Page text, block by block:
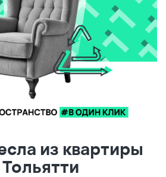
из квартиры
Тольятти